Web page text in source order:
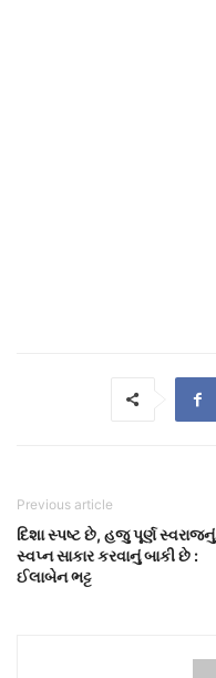
Previous article
દિશા સ્પષ્ટ છે, હજુ પૂર્ણ સ્વરાજનું
સ્વપ્ન સાકાર કરવાનું બાકી છે :
ઈલાબેન ભટ્ટ